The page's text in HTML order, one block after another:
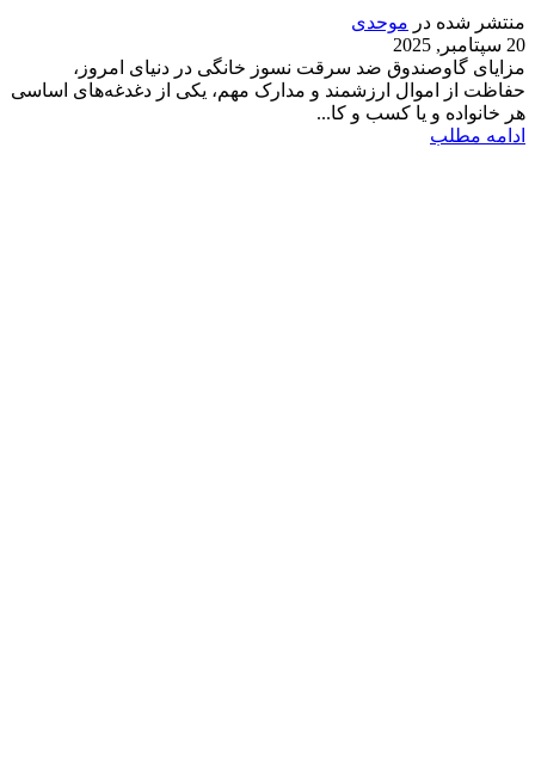
منتشر شده در موحدی
20 سپتامبر, 2025
مزایای گاوصندوق ضد سرقت نسوز خانگی در دنیای امروز،
حفاظت از اموال ارزشمند و مدارک مهم، یکی از دغدغه‌های اساسی
هر خانواده و یا کسب و کا...
ادامه مطلب